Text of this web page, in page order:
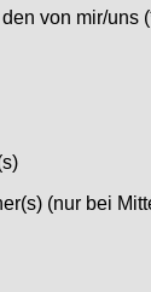
von mir/
(nur bei